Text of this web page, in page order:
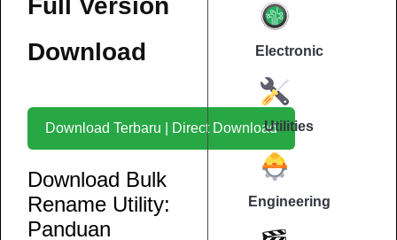
Download
Download Terbaru | Direct Download
Download Bulk
Rename Utility:
Panduan
Electronic
Utilities
Engineering